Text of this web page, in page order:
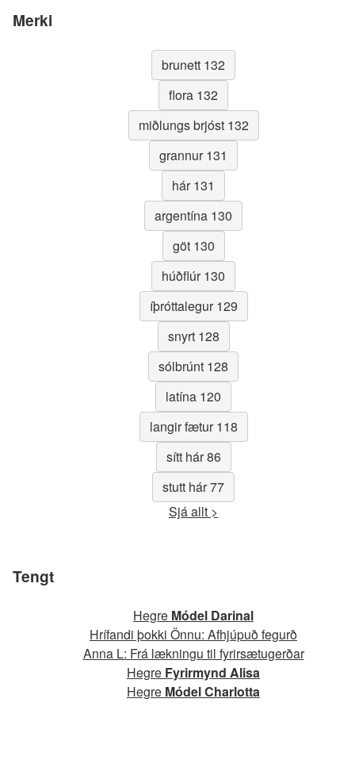
Merki
brunett 132
flora 132
miðlungs brjóst 132
grannur 131
hár 131
argentína 130
göt 130
húðflúr 130
íþróttalegur 129
snyrt 128
sólbrúnt 128
latína 120
langir fætur 118
sítt hár 86
stutt hár 77
Sjá allt >
Tengt
Hegre Módel Darinal
Hrífandi þokki Önnu: Afhjúpuð fegurð
Anna L: Frá lækningu til fyrirsætugerðar
Hegre Fyrirmynd Alisa
Hegre Módel Charlotta